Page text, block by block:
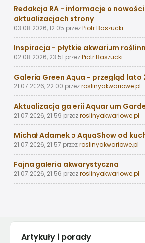
Redakcja RA - informacje o
aktualizacjach strony
03.08.2026, 12:05 przezPiotr Baszucki
Inspiracja - płytkie akwarium
02.08.2026, 23:51 przezPiotr Baszucki
Galeria Green Aqua - przegląd lato
21.07.2026, 22:00 przezroslinyakwariowe.pl
Aktualizacja galerii Aquarium
21.07.2026, 21:59 przezroslinyakwariowe.pl
Michał Adamek o AquaShow od
21.07.2026, 21:57 przezroslinyakwariowe.pl
Fajna galeria akwarystyczna
21.07.2026, 21:56 przezroslinyakwariowe.pl
Artykuły i porady